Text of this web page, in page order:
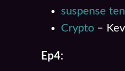
suspense
Crypto –
Ep4: